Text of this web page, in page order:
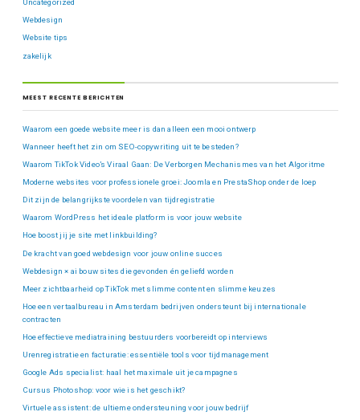
Uncategorized
Webdesign
Website tips
zakelijk
MEEST RECENTE BERICHTEN
Waarom een goede website meer is dan alleen een mooi ontwerp
Wanneer heeft het zin om SEO-copywriting uit te besteden?
Waarom TikTok Video’s Viraal Gaan: De Verborgen Mechanismes van het Algoritme
Moderne websites voor professionele groei: Joomla en PrestaShop onder de loep
Dit zijn de belangrijkste voordelen van tijdregistratie
Waarom WordPress het ideale platform is voor jouw website
Hoe boost jij je site met linkbuilding?
De kracht van goed webdesign voor jouw online succes
Webdesign × ai bouw sites die gevonden én geliefd worden
Meer zichtbaarheid op TikTok met slimme content en slimme keuzes
Hoe een vertaalbureau in Amsterdam bedrijven ondersteunt bij internationale
contracten
Hoe effectieve mediatraining bestuurders voorbereidt op interviews
Urenregistratie en facturatie: essentiële tools voor tijdmanagement
Google Ads specialist: haal het maximale uit je campagnes
Cursus Photoshop: voor wie is het geschikt?
Virtuele assistent: de ultieme ondersteuning voor jouw bedrijf